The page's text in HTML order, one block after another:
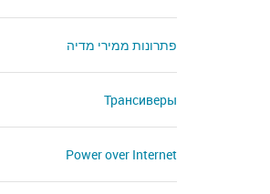
פתרונות ממירי מדיה
Трансиверы
Power over Internet